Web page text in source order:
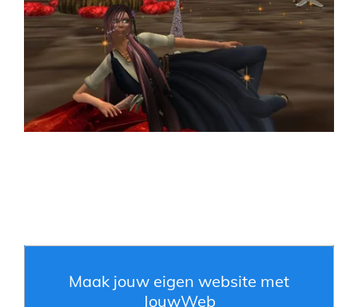
Maak jouw eigen website met
JouwWeb